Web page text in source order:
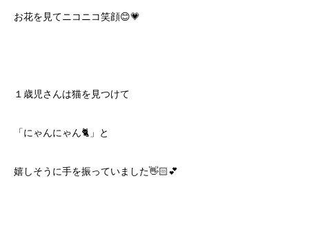
お花を見てニコニコ笑顔😊💗
１歳児さんは猫を見つけて
「にゃんにゃん🐈」と
嬉しそうに手を振っていました👋🏻💕